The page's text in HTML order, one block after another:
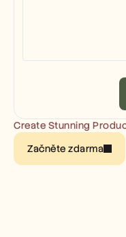
Create Stunning
Začněte zdarma
Pricing
Careers